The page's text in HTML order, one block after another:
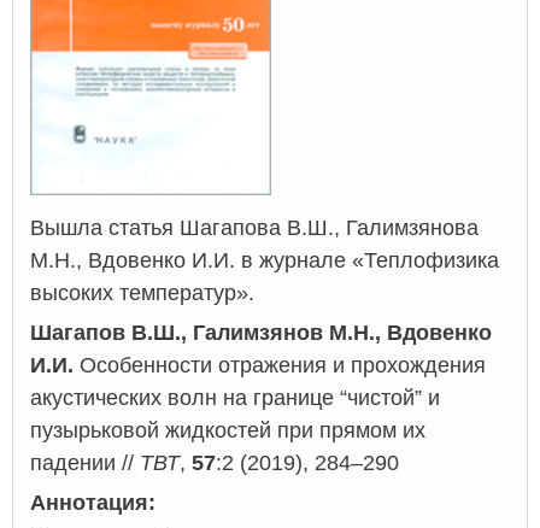
Вышла статья Шагапова В.Ш., Галимзянова
М.Н., Вдовенко И.И. в журнале «Теплофизика
высоких температур».
Шагапов В.Ш., Галимзянов М.Н., Вдовенко
И.И. Особенности отражения и прохождения
акустических волн на границе “чистой” и
пузырьковой жидкостей при прямом их
падении // ТВТ, 57:2 (2019), 284–290
Аннотация: